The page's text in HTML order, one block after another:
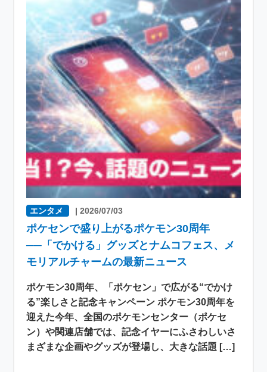
エンタメ |2026/07/03
ポケセンで盛り上がるポケモン30周年
──「でかける」グッズとナムコフェス、メ
モリアルチャームの最新ニュース
ポケモン30周年、「ポケセン」で広がる“でかけ
る”楽しさと記念キャンペーン ポケモン30周年を
迎えた今年、全国のポケモンセンター（ポケセ
ン）や関連店舗では、記念イヤーにふさわしいさ
まざまな企画やグッズが登場し、大きな話題 […]